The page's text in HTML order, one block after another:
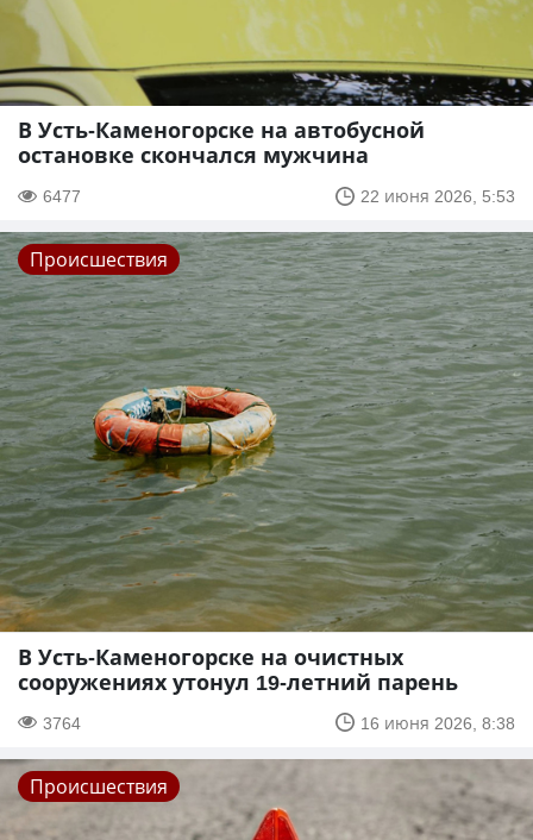
В Усть-Каменогорске на автобусной
остановке скончался мужчина
6477 22 июня 2026, 5:53
Происшествия
В Усть-Каменогорске на очистных
сооружениях утонул 19-летний парень
3764 16 июня 2026, 8:38
Происшествия